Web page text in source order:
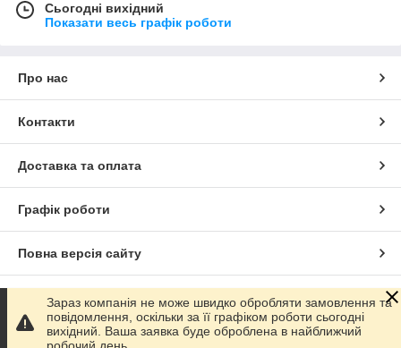
Сьогодні вихідний
Показати весь графік роботи
Про нас
Контакти
Доставка та оплата
Графік роботи
Повна версія сайту
Сайт створено на маркетплейсі Prom.ua
Політика конфіденційності
Зараз компанія не може швидко обробляти замовлення та
повідомлення, оскільки за її графіком роботи сьогодні
вихідний. Ваша заявка буде оброблена в найближчий